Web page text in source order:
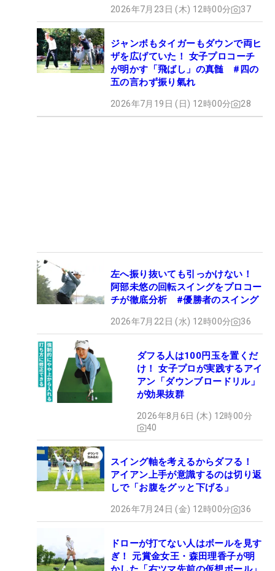
2026年7月23日 (木) 12時00分 37
ジャンボもタイガーもダウンで両ヒ
ザを広げていた！ 女子プロコーチ
が明かす「飛ばし」の真髄 #四の
五の言わず振り氣れ
2026年7月19日 (日) 12時00分 28
左へ振り抜いても引っかけない！
阿部未悠の回転スイングをプロコー
チが徹底分析 #優勝者のスイング
2026年7月22日 (水) 12時00分 36
ダフる人は100円玉を置くだ
け！ 女子プロが実践するアイ
アン「ダウンブロードリル」
が効果抜群
2026年8月6日 (木) 12時00分
40
スイング軸を考えるからダフる！
アイアン上手が意識するのは切り返
しで「お腹をグッと下げる」
2026年7月24日 (金) 12時00分 36
ドローが打てない人はボールを見す
ぎ！ 元賞金女王・森田理香子が明